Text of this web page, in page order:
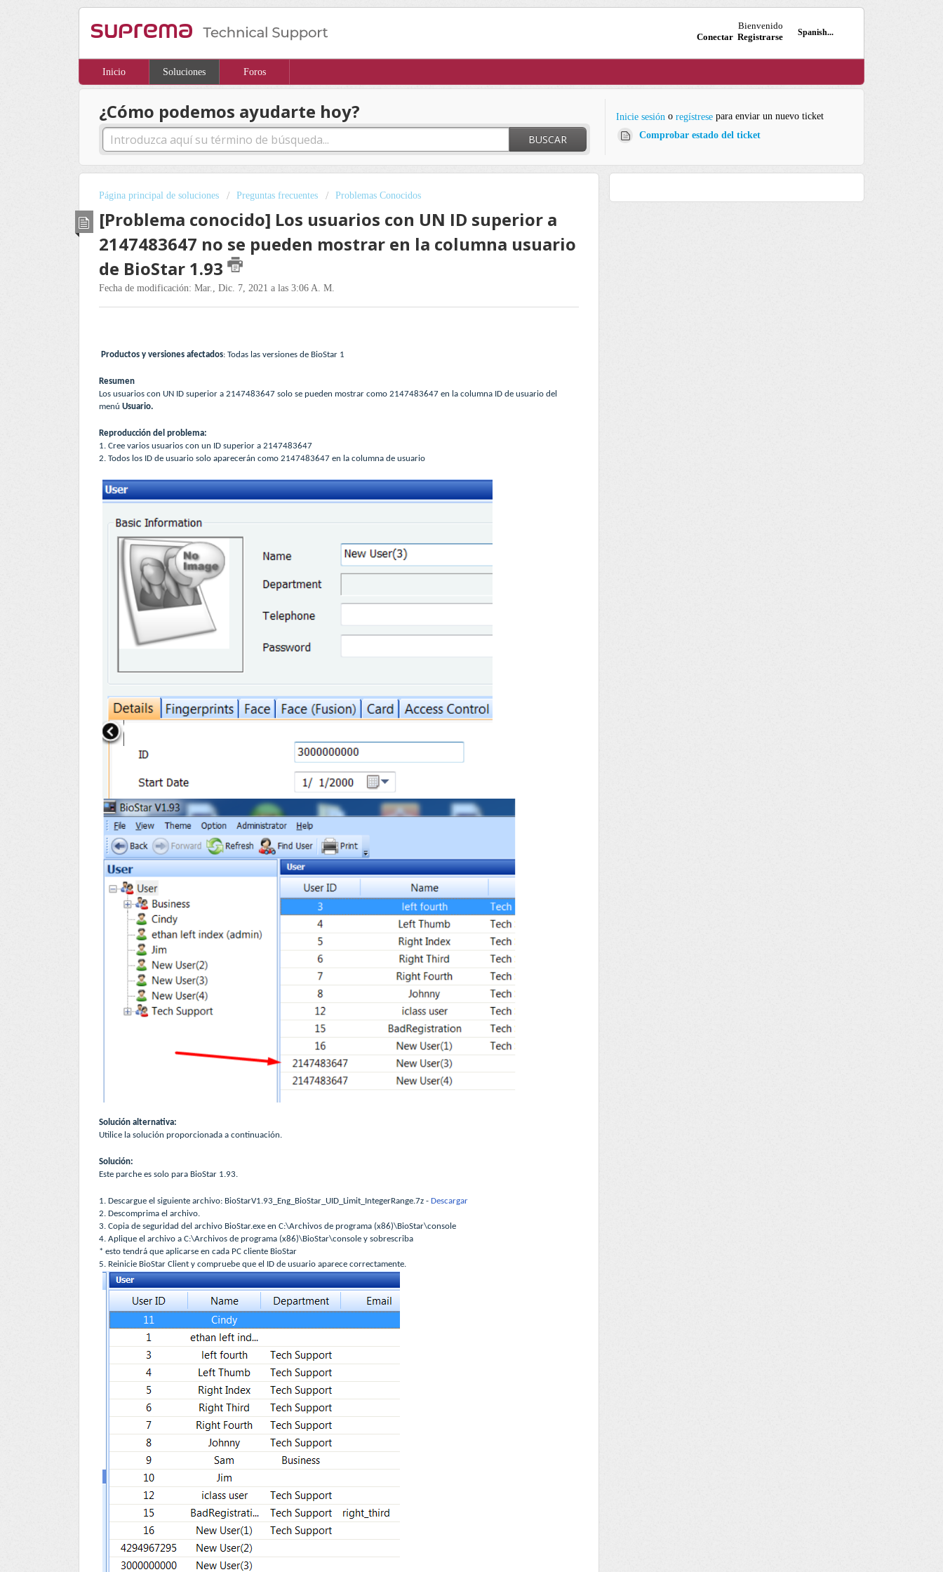
Spanish...
Bienvenido
Conectar Registrarse
Inicio Soluciones Foros
¿Cómo podemos ayudarte hoy?
BUSCAR
Inicie sesión o regístresepara enviar un nuevo ticket
Comprobar estado del ticket
Página principal de soluciones Preguntas frecuentes Problemas Conocidos
[Problema conocido] Los usuarios con UN ID superior a
2147483647 no se pueden mostrar en la columna usuario
de BioStar 1.93
Fecha de modificación: Mar., Dic. 7, 2021 a las 3:06 A. M.
Productos y versiones afectados: Todas las versiones de BioStar 1
Resumen
Los usuarios con UN ID superior a 2147483647 solo se pueden mostrar como 2147483647 en la columna ID de usuario del
menú Usuario.
Reproducción del problema:
1. Cree varios usuarios con un ID superior a 2147483647
2. Todos los ID de usuario solo aparecerán como 2147483647 en la columna de usuario
Solución alternativa:
Utilice la solución proporcionada a continuación.
Solución:
Este parche es solo para BioStar 1.93.
1. Descargue el siguiente archivo: BioStarV1.93_Eng_BioStar_UID_Limit_IntegerRange.7z - Descargar
2. Descomprima el archivo.
3. Copia de seguridad del archivo BioStar.exe en C:\Archivos de programa (x86)\BioStar\console
4. Aplique el archivo a C:\Archivos de programa (x86)\BioStar\console y sobrescriba
* esto tendrá que aplicarse en cada PC cliente BioStar
5. Reinicie BioStar Client y compruebe que el ID de usuario aparece correctamente.